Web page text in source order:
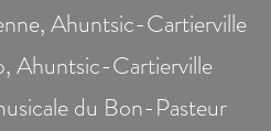
Ahuntsic-Cartierville
Ahuntsic-Cartierville
du Bon-Pasteur